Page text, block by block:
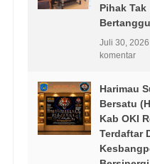
Pihak Tak
Juli 30, 2026
komentar
Harimau
Bersatu
Kab OKI
Terdaftar